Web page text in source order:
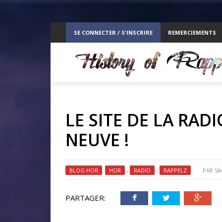
SE CONNECTER / S'INSCRIRE REMERCIEMENTS
LE SITE DE LA
NEUVE !
BLOG HOR , HOR , RADIO , RAPPELZ PAR
PARTAGER: